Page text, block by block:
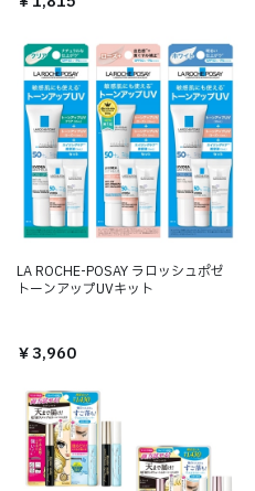
LA ROCHE-POSAY ラロッシュポゼ
トーンアップUVキット
￥3,960